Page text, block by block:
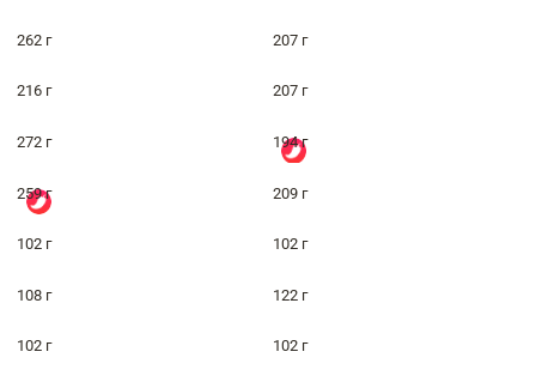
262 г 207 г
216 г 207 г
272 г 194 г
259 г 209 г
102 г 102 г
108 г 122 г
102 г 102 г